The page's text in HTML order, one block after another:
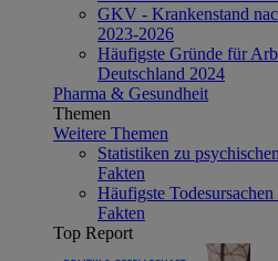
GKV - Krankenstand
2023-2026
Häufigste Gründe für
Deutschland 2024
Pharma & Gesundheit
Themen
Weitere Themen
Statistiken zu
Fakten
Häufigste
Fakten
Top Report